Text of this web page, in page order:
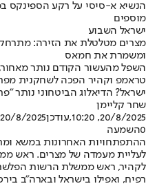
הנשיא א-סיסי על רקע הספינקס
מוספים
ישראל השבוע
מצרים מטלטלת את הזירה:
ומשמרת את חמאס
השפל מהעשור הקודם נותר
טראמפ וקהיר הפכה לשחקנית
ישראל? הדיאלוג הביטחוני נותר
שחר קליימן
20/8/2025, 10:20
,עודכן20/8/2025, 14:57
0השמעה
ההתפתחויות האחרונות במשא
לעליית מעמדה של מצרים. ראש
לקהיר, ראש ממשלת הרשות
רפיח, ואפילו בישראל ובארה"ב